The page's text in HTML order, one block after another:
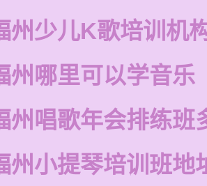
州少儿K歌培训机
州哪里可以学音乐
州唱歌年会排练班
州小提琴培训班地